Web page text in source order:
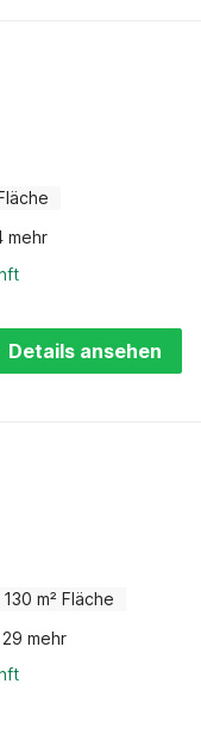
mehr
Details ansehen
130 m² Fläche
mehr